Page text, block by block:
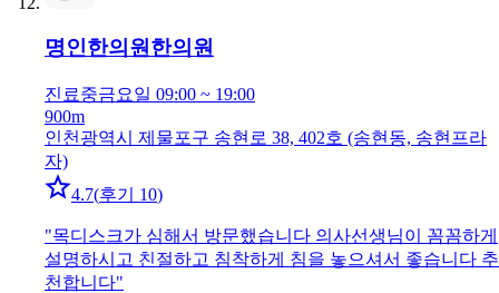
명인한의원한의원
진료중금요일 09:00 ~ 19:00
900m
인천광역시 제물포구 송현로 38, 402호 (송현동, 송현프라
자)
4.7(후기 10)
"목디스크가 심해서 방문했습니다 의사선생님이 꼼꼼하게
설명하시고 친절하고 침착하게 침을 놓으셔서 좋습니다 추
천합니다"